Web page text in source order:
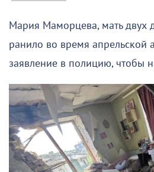
Мария Маморцева, мать двух
ранило во время апрельской
заявление в полицию, чтобы